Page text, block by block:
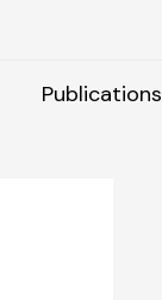
Publications